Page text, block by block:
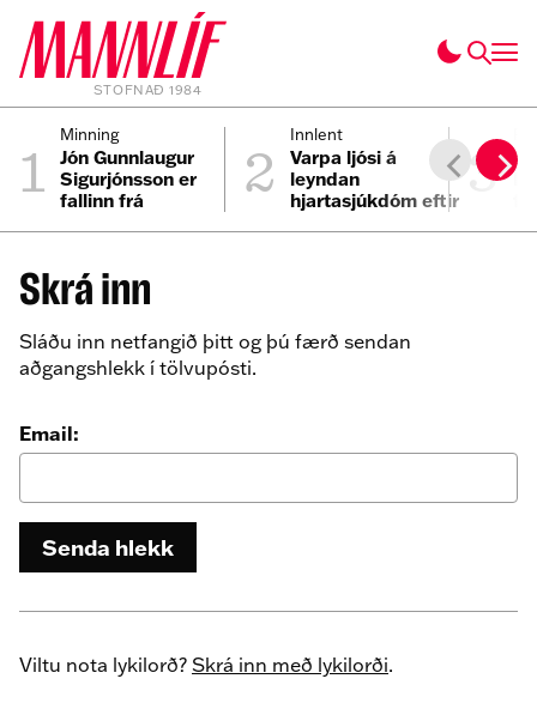
STOFNAÐ 1984
1 Minning
Jón Gunnlaugur
Sigurjónsson er
fallinn frá
2 Innlent
Varpa ljósi á
leyndan
hjartasjúkdóm eftir 3
Skrá inn
Sláðu inn netfangið þitt og þú færð sendan
aðgangshlekk í tölvupósti.
Email:
Senda hlekk
Viltu nota lykilorð? Skrá inn með lykilorði.